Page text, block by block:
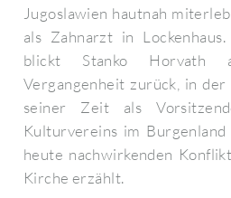
Jugoslawien hautnah
als Zahnarzt in
blickt Stanko Horvath
Vergangenheit zurück, in
seiner Zeit als
Kulturvereins im
heute nachwirkenden
Kirche erzählt.